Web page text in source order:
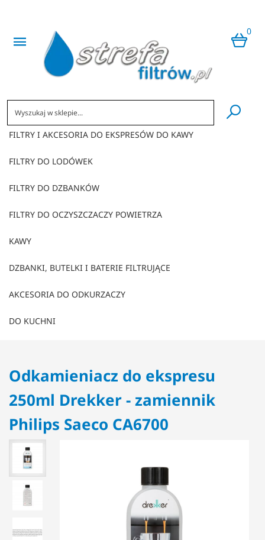
0
​
FILTRY I AKCESORIA DO EKSPRESÓW DO KAWY
FILTRY DO LODÓWEK
FILTRY DO DZBANKÓW
FILTRY DO OCZYSZCZACZY POWIETRZA
KAWY
DZBANKI, BUTELKI I BATERIE FILTRUJĄCE
AKCESORIA DO ODKURZACZY
DO KUCHNI
Odkamieniacz do ekspresu
250ml Drekker - zamiennik
Philips Saeco CA6700